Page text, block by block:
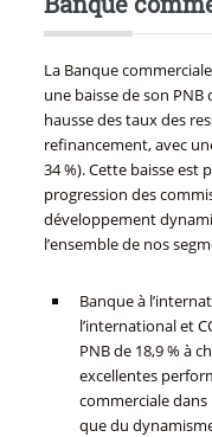
La Banque
une baisse de son PNB
hausse des taux des
refinancement, avec
34 %). Cette baisse est
progression des
développement
l’ensemble de nos
Banque à
l’international et
PNB de 18,9 % à
excellentes
commerciale dans
que du